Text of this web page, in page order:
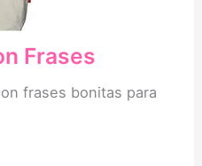
Frases
frases bonitas para